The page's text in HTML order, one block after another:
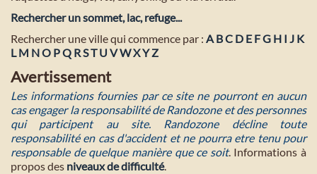
Rechercher un sommet, lac, refuge...
Rechercher une ville qui commence par : A BC D E FG H I J K
L M NO PQ RST U VWXYZ
Avertissement
Les informations fournies par ce site ne pourront en aucun
cas engager la responsabilité de Randozone et des personnes
qui participent au site. Randozone décline toute
responsabilité en cas d'accident et ne pourra etre tenu pour
responsable de quelque manière que ce soit. Informations à
propos des niveaux de difficulté.